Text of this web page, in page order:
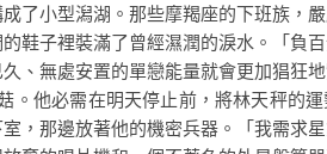
了小型潟湖。那些摩羯座的下班族，
鞋子裡裝滿了曾經濕潤的淚水。「負
、無處安置的單戀能量就會更加猖狂
他必需在明天停止前，將林天秤的
，那邊放著他的機密兵器。「我需求